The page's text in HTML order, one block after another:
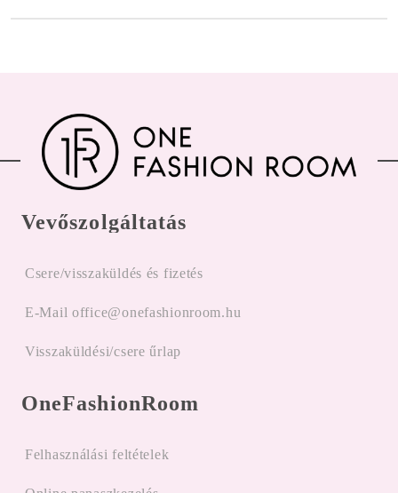
Vevőszolgáltatás
Csere/visszaküldés és fizetés
E-Mail office@onefashionroom.hu
Visszaküldési/csere űrlap
OneFashionRoom
Felhasználási feltételek